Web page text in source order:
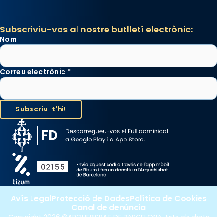
Subscriviu-vos al nostre butlletí electrònic:
Nom
Correu electrònic *
Avís LegalProtecció de DadesPolítica de Cookies
Canal de denúncia